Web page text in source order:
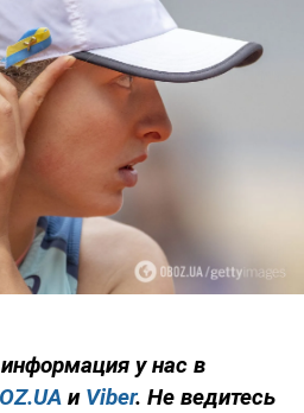
у нас в
и Viber. Не ведитесь